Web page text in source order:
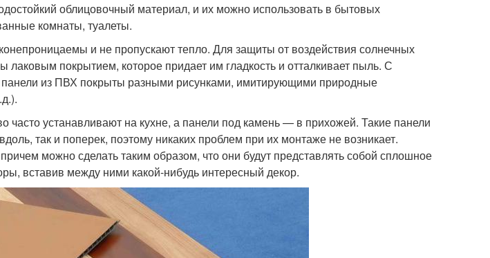
облицовочный материал, и их можно использовать в бытовых
комнаты, туалеты.
и не пропускают тепло. Для защиты от воздействия солнечных
лаковым покрытием, которое придает им гладкость и отталкивает пыль. С
из ПВХ покрыты разными рисунками, имитирующими природные
часто устанавливают на кухне, а панели под камень — в прихожей. Такие панели
так и поперек, поэтому никаких проблем при их монтаже не возникает.
можно сделать таким образом, что они будут представлять собой сплошное
вставив между ними какой-нибудь интересный декор.